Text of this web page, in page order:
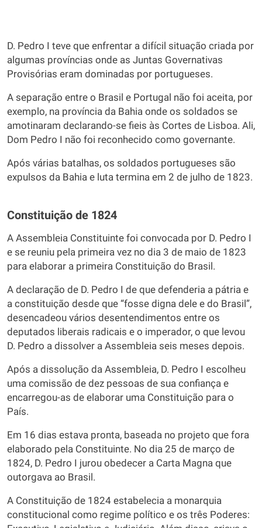
D. Pedro I teve que enfrentar a difícil situação criada por
algumas províncias onde as Juntas Governativas
Provisórias eram dominadas por portugueses.
A separação entre o Brasil e Portugal não foi aceita, por
exemplo, na província da Bahia onde os soldados se
amotinaram declarando-se fieis às Cortes de Lisboa. Ali,
Dom Pedro I não foi reconhecido como governante.
Após várias batalhas, os soldados portugueses são
expulsos da Bahia e luta termina em 2 de julho de 1823.
Constituição de 1824
A Assembleia Constituinte foi convocada por D. Pedro I
e se reuniu pela primeira vez no dia 3 de maio de 1823
para elaborar a primeira Constituição do Brasil.
A declaração de D. Pedro I de que defenderia a pátria e
a constituição desde que “fosse digna dele e do Brasil”,
desencadeou vários desentendimentos entre os
deputados liberais radicais e o imperador, o que levou
D. Pedro a dissolver a Assembleia seis meses depois.
Após a dissolução da Assembleia, D. Pedro I escolheu
uma comissão de dez pessoas de sua confiança e
encarregou-as de elaborar uma Constituição para o
País.
Em 16 dias estava pronta, baseada no projeto que fora
elaborado pela Constituinte. No dia 25 de março de
1824, D. Pedro I jurou obedecer a Carta Magna que
outorgava ao Brasil.
A Constituição de 1824 estabelecia a monarquia
constitucional como regime político e os três Poderes: